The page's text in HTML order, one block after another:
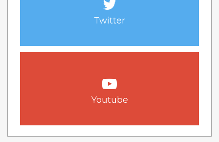
Twitter
Youtube